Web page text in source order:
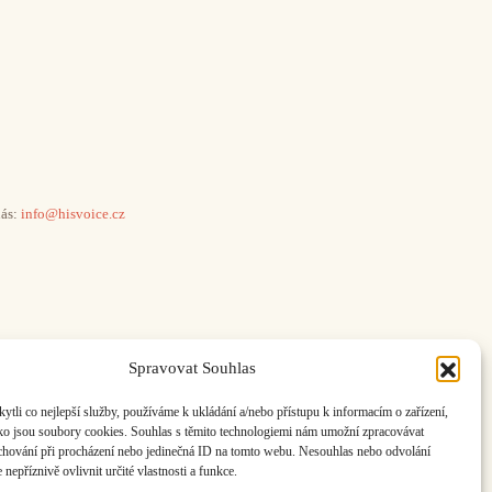
Spravovat Souhlas
co nejlepší služby, používáme k ukládání a/nebo přístupu k informacím o zařízení,
jsou soubory cookies. Souhlas s těmito technologiemi nám umožní zpracovávat
při procházení nebo jedinečná ID na tomto webu. Nesouhlas nebo odvolání
nepříznivě ovlivnit určité vlastnosti a funkce.
info@hisvoice.cz